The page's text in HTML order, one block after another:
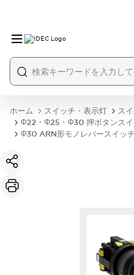
ホーム スイッチ・表示灯
ス
Φ22・Φ25・Φ30 押ボタンスイ
Φ30 ARN形モノレバースイッチ